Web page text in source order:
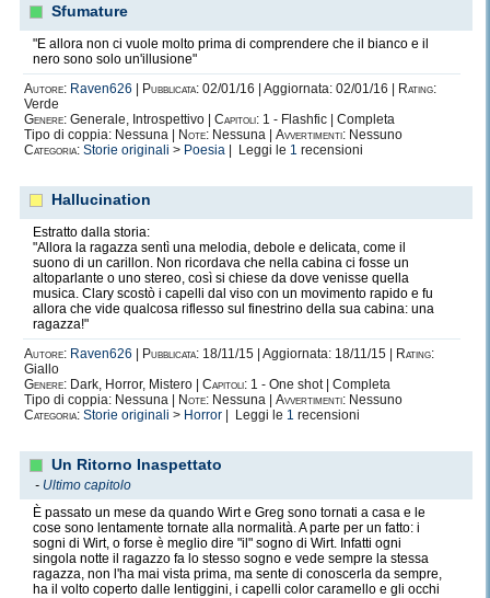
Sfumature
"E allora non ci vuole molto prima di comprendere che il bianco e il
nero sono solo un'illusione"
Autore: Raven626 Pubblicata: 02/01/16 | Aggiornata: 02/01/16 |
Rating:
Verde
Genere: Generale, Introspettivo | Capitoli: 1 - Flashfic | Completa
Tipo di coppia: Nessuna |
Note: Nessuna | Avvertimenti: Nessuno
Categoria: Storie originali > Poesia | Leggi le 1 recensioni
Hallucination
Estratto dalla storia:
"Allora la ragazza sentì una melodia, debole e delicata, come il
suono di un carillon. Non ricordava che nella cabina ci fosse un
altoparlante o uno stereo, così si chiese da dove venisse quella
musica. Clary scostò i capelli dal viso con un movimento rapido e fu
allora che vide qualcosa riflesso sul finestrino della sua cabina: una
ragazza!"
Autore: Raven626 Pubblicata: 18/11/15 | Aggiornata: 18/11/15 |
Rating:
Giallo
Genere: Dark, Horror, Mistero | Capitoli: 1 - One shot | Completa
Tipo di coppia: Nessuna |
Note: Nessuna | Avvertimenti: Nessuno
Categoria: Storie originali > Horror | Leggi le 1 recensioni
Un Ritorno Inaspettato
- Ultimo capitolo
È passato un mese da quando Wirt e Greg sono tornati a casa e le
cose sono lentamente tornate alla normalità. A parte per un fatto: i
sogni di Wirt, o forse è meglio dire "il" sogno di Wirt. Infatti ogni
singola notte il ragazzo fa lo stesso sogno e vede sempre la stessa
ragazza, non l'ha mai vista prima, ma sente di conoscerla da sempre,
ha il volto coperto dalle lentiggini, i capelli color caramello e gli occhi